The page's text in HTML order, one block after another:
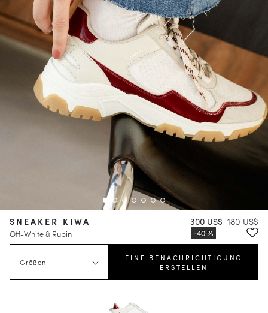
SNEAKER KIWA
Off-White & Rubin
300 US$ 180 US$
Größen
EINE BENACHRICHTIGUNG
ERSTELLEN